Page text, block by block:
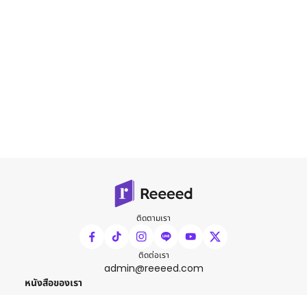
ติดตามเรา
ติดต่อเรา
admin@reeeed.com
หนังสือของเรา